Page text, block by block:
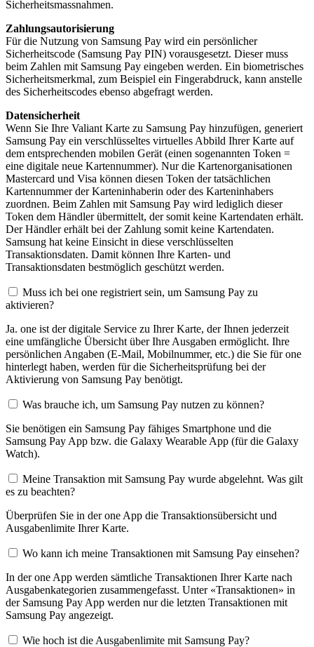
Sicherheitsmassnahmen.
Zahlungsautorisierung
Für die Nutzung von Samsung Pay wird ein persönlicher
Sicherheitscode (Samsung Pay PIN) vorausgesetzt. Dieser muss
beim Zahlen mit Samsung Pay eingeben werden. Ein biometrisches
Sicherheitsmerkmal, zum Beispiel ein Fingerabdruck, kann anstelle
des Sicherheitscodes ebenso abgefragt werden.
Datensicherheit
Wenn Sie Ihre Valiant Karte zu Samsung Pay hinzufügen, generiert
Samsung Pay ein verschlüsseltes virtuelles Abbild Ihrer Karte auf
dem entsprechenden mobilen Gerät (einen sogenannten Token =
eine digitale neue Kartennummer). Nur die Kartenorganisationen
Mastercard und Visa können diesen Token der tatsächlichen
Kartennummer der Karteninhaberin oder des Karteninhabers
zuordnen. Beim Zahlen mit Samsung Pay wird lediglich dieser
Token dem Händler übermittelt, der somit keine Kartendaten erhält.
Der Händler erhält bei der Zahlung somit keine Kartendaten.
Samsung hat keine Einsicht in diese verschlüsselten
Transaktionsdaten. Damit können Ihre Karten- und
Transaktionsdaten bestmöglich geschützt werden.
Muss ich bei one registriert sein, um Samsung Pay zu
aktivieren?
Ja. one ist der digitale Service zu Ihrer Karte, der Ihnen jederzeit
eine umfängliche Übersicht über Ihre Ausgaben ermöglicht. Ihre
persönlichen Angaben (E-Mail, Mobilnummer, etc.) die Sie für one
hinterlegt haben, werden für die Sicherheitsprüfung bei der
Aktivierung von Samsung Pay benötigt.
Was brauche ich, um Samsung Pay nutzen zu können?
Sie benötigen ein Samsung Pay fähiges Smartphone und die
Samsung Pay App bzw. die Galaxy Wearable App (für die Galaxy
Watch).
Meine Transaktion mit Samsung Pay wurde abgelehnt. Was gilt
es zu beachten?
Überprüfen Sie in der one App die Transaktionsübersicht und
Ausgabenlimite Ihrer Karte.
Wo kann ich meine Transaktionen mit Samsung Pay einsehen?
In der one App werden sämtliche Transaktionen Ihrer Karte nach
Ausgabenkategorien zusammengefasst. Unter «Transaktionen» in
der Samsung Pay App werden nur die letzten Transaktionen mit
Samsung Pay angezeigt.
Wie hoch ist die Ausgabenlimite mit Samsung Pay?